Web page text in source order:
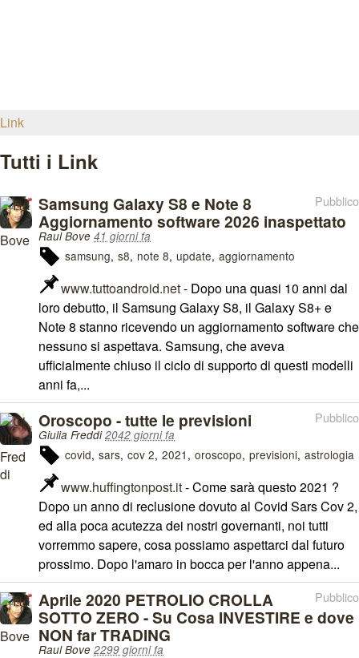
Link
Tutti i Link
Pubblico
Samsung Galaxy S8 e Note 8
Aggiornamento software 2026 inaspettato
Raul Bove 41 giorni fa
samsung s8 note 8 update aggiornamento
www.tuttoandroid.net- Dopo una quasi 10 anni dal
loro debutto, il Samsung Galaxy S8, il Galaxy S8+ e
Note 8 stanno ricevendo un aggiornamento software che
nessuno si aspettava. Samsung, che aveva
ufficialmente chiuso il ciclo di supporto di questi modelli
anni fa,...
Pubblico
Oroscopo - tutte le previsioni
Giulia Freddi 2042 giorni fa
covid sars cov 2 2021 oroscopo previsioni astrologia
www.huffingtonpost.it- Come sarà questo 2021 ?
Dopo un anno di reclusione dovuto al Covid Sars Cov 2,
ed alla poca acutezza dei nostri governanti, noi tutti
vorremmo sapere, cosa possiamo aspettarci dal futuro
prossimo. Dopo l'amaro in bocca per l'anno appena...
Pubblico
Aprile 2020 PETROLIO CROLLA
SOTTO ZERO - Su Cosa INVESTIRE e dove
NON far TRADING
Raul Bove 2299 giorni fa